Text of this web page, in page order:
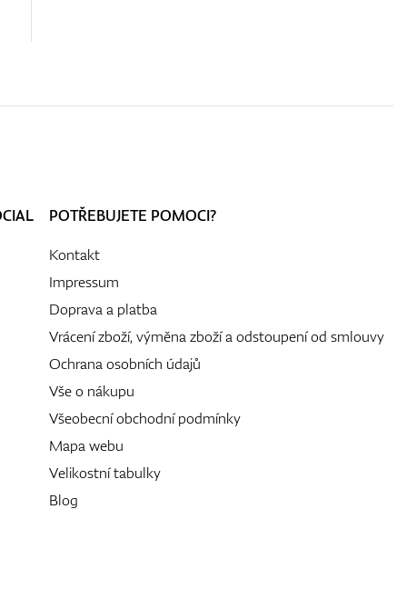
POTŘEBUJETE POMOCI?
Kontakt
Impressum
Doprava a platba
Vrácení zboží, výměna zboží a odstoupení od smlouvy
Ochrana osobních údajů
Vše o nákupu
Všeobecní obchodní podmínky
Mapa webu
Velikostní tabulky
Blog